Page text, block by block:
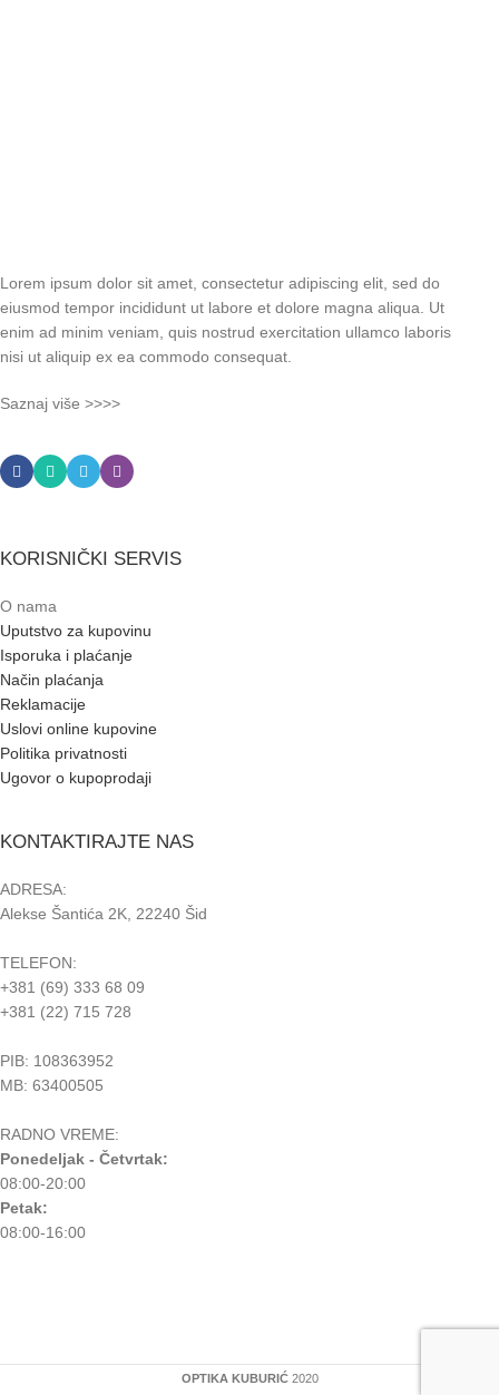
Lorem ipsum dolor sit amet, consectetur adipiscing elit, sed do
eiusmod tempor incididunt ut labore et dolore magna aliqua. Ut
enim ad minim veniam, quis nostrud exercitation ullamco laboris
nisi ut aliquip ex ea commodo consequat.
Saznaj više >>>>
KORISNIČKI SERVIS
O nama
Uputstvo za kupovinu
Isporuka i plaćanje
Način plaćanja
Reklamacije
Uslovi online kupovine
Politika privatnosti
Ugovor o kupoprodaji
KONTAKTIRAJTE NAS
ADRESA:
Alekse Šantića 2K, 22240 Šid
TELEFON:
+381 (69) 333 68 09
+381 (22) 715 728
PIB: 108363952
MB: 63400505
RADNO VREME:
Ponedeljak - Četvrtak:
08:00-20:00
Petak:
08:00-16:00
OPTIKA KUBURIĆ 2020